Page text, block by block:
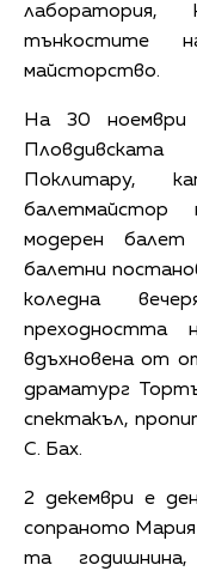
тънкостите
майсторство.
На 30
Поклитару,
модерен
балетни
коледна
преходността
вдъхновена от
драматург
спектакъл,
С. Бах.
2 декември е
сопраното Мария
та